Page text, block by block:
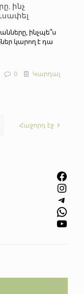
ինչ
ինչպե՞ս
կարող է դա
0 Կարդալ
Հաջորդ էջ
Facebook
Instagram
Telegram
WhatsApp
YouTube